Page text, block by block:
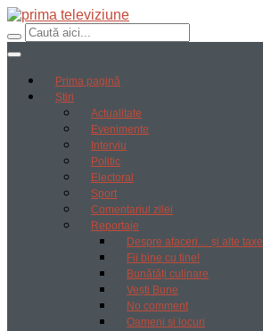
Prima pagină
Știri
Actualitate
Evenimente
Interviu
Politic
Electoral
Sport
Comentariul zilei
Reportaje
Despre afaceri… și alte taxe
Fii bine cu tine!
Bunătăți culinare
Vești Bune
No comment
Oameni si locuri